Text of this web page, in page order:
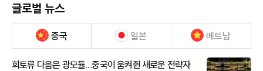
글로벌 뉴스
중국 일본 베트남
희토류 다음은 광모듈…중국이 움켜쥔 새로운 전략자